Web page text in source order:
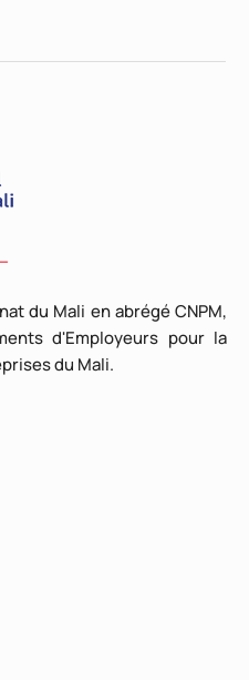
du Mali en abrégé CNPM,
d'Employeurs pour la
du Mali.